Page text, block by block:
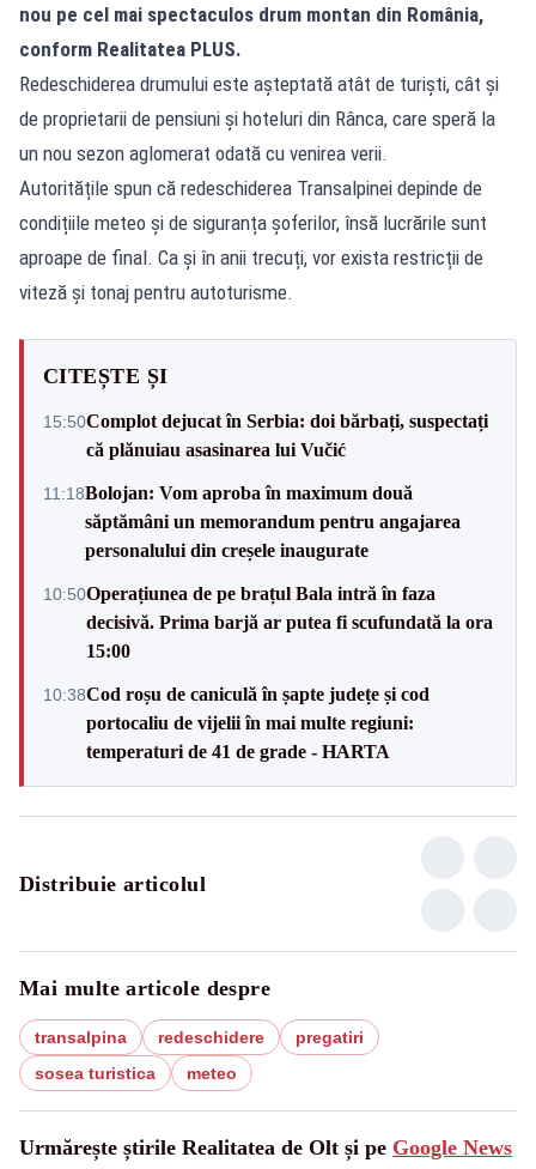
nou pe cel mai spectaculos drum montan din România,
conform Realitatea PLUS.
Redeschiderea drumului este așteptată atât de turiști, cât și
de proprietarii de pensiuni și hoteluri din Rânca, care speră la
un nou sezon aglomerat odată cu venirea verii.
Autoritățile spun că redeschiderea Transalpinei depinde de
condițiile meteo și de siguranța șoferilor, însă lucrările sunt
aproape de final. Ca și în anii trecuți, vor exista restricții de
viteză și tonaj pentru autoturisme.
CITEȘTE ȘI
15:50Complot dejucat în Serbia: doi bărbați, suspectați
că plănuiau asasinarea lui Vučić
11:18Bolojan: Vom aproba în maximum două
săptămâni un memorandum pentru angajarea
personalului din creșele inaugurate
10:50Operațiunea de pe brațul Bala intră în faza
decisivă. Prima barjă ar putea fi scufundată la ora
15:00
10:38Cod roșu de caniculă în șapte județe și cod
portocaliu de vijelii în mai multe regiuni:
temperaturi de 41 de grade - HARTA
Distribuie articolul
Mai multe articole despre
transalpina redeschidere
pregatiri
sosea turistica
meteo
Urmărește știrile Realitatea de Olt și pe Google News